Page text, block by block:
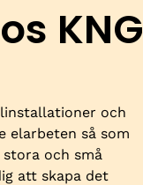
KNG
och
elarbeten så som
och små
att skapa det